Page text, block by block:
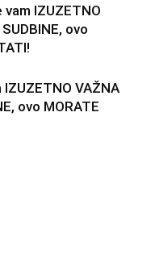
vam IZUZETNO
ovo
VAŽNA
ovo MORATE